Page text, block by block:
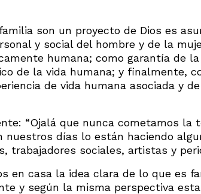
son un proyecto de Dios es
y social del hombre y de la
humana; como garantía de
de la vida humana; y finalmente,
de vida humana asociada y
“Ojalá que nunca cometamos la
nuestros días lo están haciendo
trabajadores sociales, artistas y
en casa la idea clara de lo que es
y según la misma perspectiva esta